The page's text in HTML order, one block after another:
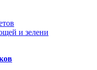
и зелени